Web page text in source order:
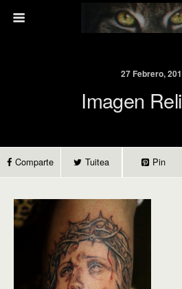
27 Febrero,
Imagen
Comparte Tuitea Pin